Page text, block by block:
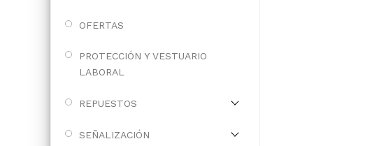
OFERTAS
PROTECCIÓN Y VESTUARIO
LABORAL
REPUESTOS
SEÑALIZACIÓN